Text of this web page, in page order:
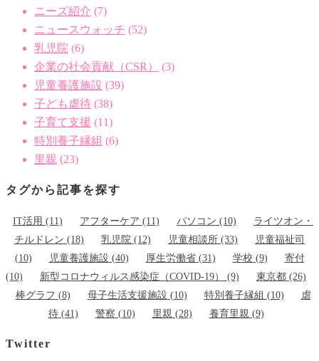
ニーズ紹介 (7)
ニュースウォッチ (52)
乳児院 (6)
企業の社会貢献（CSR）
(3)
児童養護施設 (39)
子ども虐待 (38)
子育て支援 (11)
特別養子縁組 (6)
里親 (23)
タグから記事を探す
IT活用 (11) アフターケア (11) パソコン (10)
ライツオン・
チルドレン (18) 乳児院 (12) 児童相談所 (33)
児童福祉司
(10)
児童養護施設 (40) 厚生労働省(31) 学校 (9)
寄付
(10)
新型コロナウィルス感染症（COVID-19） (9) 東京都 (26)
棒グラフ (8) 母子生活支援施設 (10) 特別養子縁組 (10)
虐
待(41) 警察 (10) 里親 (28) 養育里親 (9)
Twitter